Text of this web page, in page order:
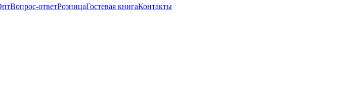
Вопрос-ответРозницаГостевая книгаКонтакты